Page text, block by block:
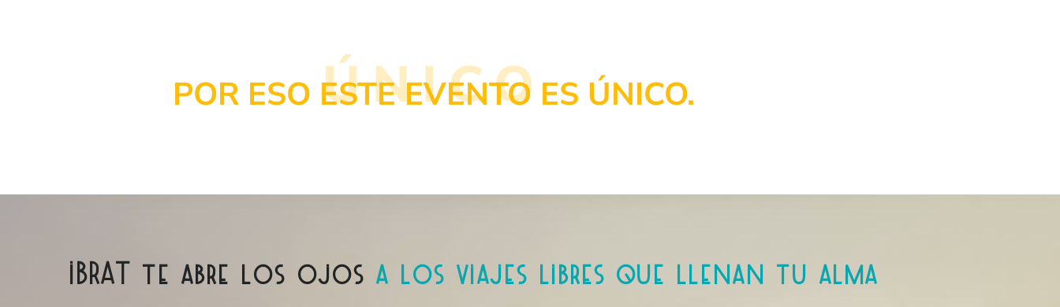
ÚNICO
POR ESO ESTE EVENTO ES ÚNICO.
IBRAT te abre los ojos a los viajes libres que llenan tu alma